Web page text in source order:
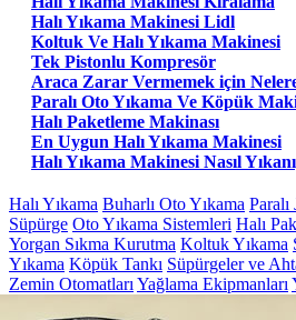
Halı Yıkama Makinesi Lidl
Koltuk Ve Halı Yıkama Makinesi
Tek Pistonlu Kompresör
Araca Zarar Vermemek için
Paralı Oto Yıkama Ve Köpük
Halı Paketleme Makinası
En Uygun Halı Yıkama Makinesi
Halı Yıkama Makinesi Nasıl
Halı Yıkama Buharlı Oto Yıkama
Süpürge Oto Yıkama Sistemleri Halı
Yorgan Sıkma Kurutma Koltuk Yıkama
Yıkama Köpük Tankı Süpürgeler ve
Zemin Otomatları Yağlama Ekipmanları